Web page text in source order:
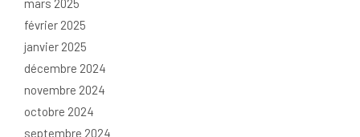
mars 2025
février 2025
janvier 2025
décembre 2024
novembre 2024
octobre 2024
septembre 2024